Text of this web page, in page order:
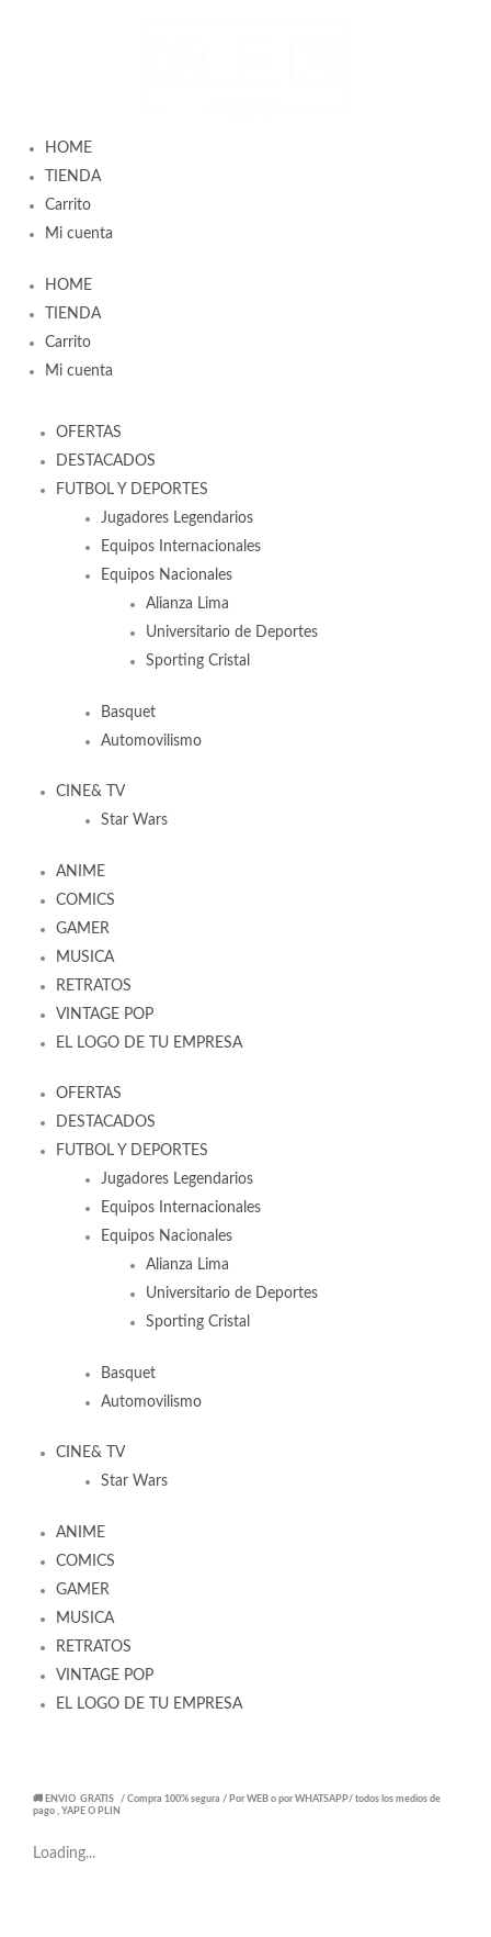
HOME
TIENDA
Carrito
Mi cuenta
HOME
TIENDA
Carrito
Mi cuenta
OFERTAS
DESTACADOS
FUTBOL Y DEPORTES
Jugadores Legendarios
Equipos Internacionales
Equipos Nacionales
Alianza Lima
Universitario de Deportes
Sporting Cristal
Basquet
Automovilismo
CINE& TV
Star Wars
ANIME
COMICS
GAMER
MUSICA
RETRATOS
VINTAGE POP
EL LOGO DE TU EMPRESA
OFERTAS
DESTACADOS
FUTBOL Y DEPORTES
Jugadores Legendarios
Equipos Internacionales
Equipos Nacionales
Alianza Lima
Universitario de Deportes
Sporting Cristal
Basquet
Automovilismo
CINE& TV
Star Wars
ANIME
COMICS
GAMER
MUSICA
RETRATOS
VINTAGE POP
EL LOGO DE TU EMPRESA
🚚 ENVIO GRATIS / Compra 100% segura / Por WEB o por WHATSAPP/ todos los medios de
pago , YAPE O PLIN
Loading...